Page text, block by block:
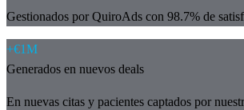
Gestionados por QuiroAds con 98.7% de
+€1M
Generados en nuevos deals
En nuevas citas y pacientes captados por